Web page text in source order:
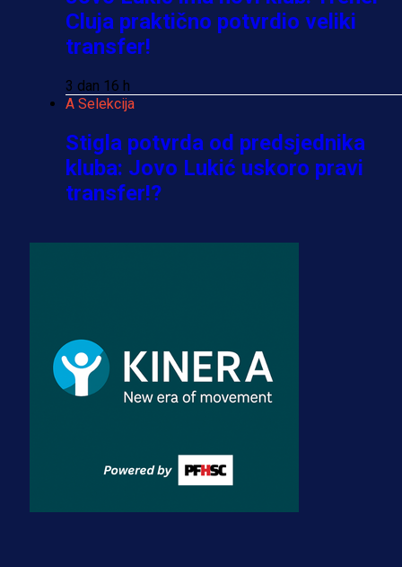
Cluja praktično potvrdio veliki
transfer!
3 dan 16 h
A Selekcija
Stigla potvrda od predsjednika
kluba: Jovo Lukić uskoro pravi
transfer!?
dres BiH!
3 sedmica 3 dan
Premijer liga BiH
za pranje novca, pretresaju
prostorije FK Borac!